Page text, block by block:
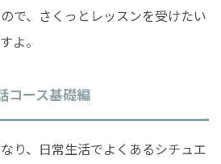
で、さくっとレッスンを受けたい
よ。
コース基礎編
り、日常生活でよくあるシチュエ